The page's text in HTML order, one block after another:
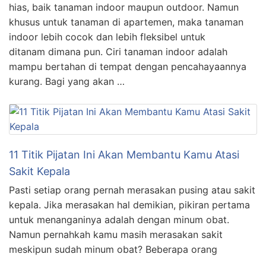
hias, baik tanaman indoor maupun outdoor. Namun
khusus untuk tanaman di apartemen, maka tanaman
indoor lebih cocok dan lebih fleksibel untuk
ditanam dimana pun. Ciri tanaman indoor adalah
mampu bertahan di tempat dengan pencahayaannya
kurang. Bagi yang akan …
11 Titik Pijatan Ini Akan Membantu Kamu Atasi
Sakit Kepala
Pasti setiap orang pernah merasakan pusing atau sakit
kepala. Jika merasakan hal demikian, pikiran pertama
untuk menanganinya adalah dengan minum obat.
Namun pernahkah kamu masih merasakan sakit
meskipun sudah minum obat? Beberapa orang